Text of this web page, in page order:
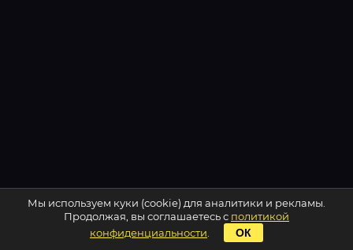
Мы используем куки (cookie) для аналитики и рекламы.
Продолжая, вы соглашаетесь с политикой
конфиденциальности
ОК